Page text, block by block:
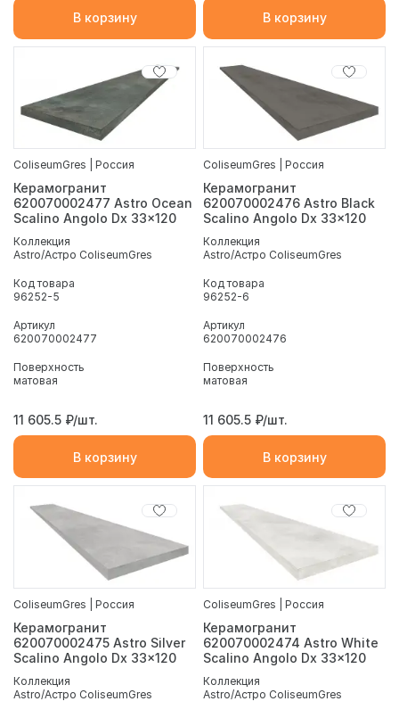
В корзину В корзину
ColiseumGres | Россия
Керамогранит
620070002477 Astro Ocean
Scalino Angolo Dx 33x120
Коллекция
Astro/Астро ColiseumGres
Код товара
96252-5
Артикул
620070002477
Поверхность
матовая
11 605.5 ₽/шт.
В корзину
ColiseumGres | Россия
Керамогранит
620070002476 Astro Black
Scalino Angolo Dx 33x120
Коллекция
Astro/Астро ColiseumGres
Код товара
96252-6
Артикул
620070002476
Поверхность
матовая
11 605.5 ₽/шт.
В корзину
ColiseumGres | Россия
Керамогранит
620070002475 Astro Silver
Scalino Angolo Dx 33x120
Коллекция
Astro/Астро ColiseumGres
ColiseumGres | Россия
Керамогранит
620070002474 Astro White
Scalino Angolo Dx 33x120
Коллекция
Astro/Астро ColiseumGres